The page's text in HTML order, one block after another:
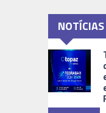
NOTÍCIAS